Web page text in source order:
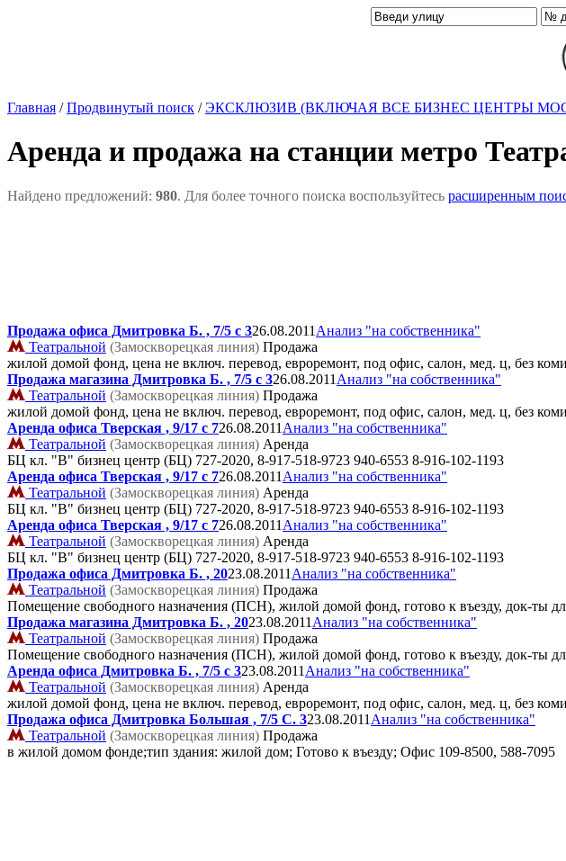
Главная /Продвинутый поиск /ЭКСКЛЮЗИВ (ВКЛЮЧАЯ ВСЕ БИЗНЕС ЦЕНТРЫ
Аренда и продажа на станции метро
Найдено предложений: 980. Для более точного поиска воспользуйтесь расширенным
Продажа офиса Дмитровка Б. , 7/5 с 326.08.2011 Анализ "на собственника"
Театральной (Замоскворецкая линия) Продажа
жилой домой фонд, цена не включ. перевод, евроремонт, под офис, салон, мед. ц, без
Продажа магазина Дмитровка Б. , 7/5 с 326.08.2011 Анализ "на собственника"
Театральной (Замоскворецкая линия) Продажа
жилой домой фонд, цена не включ. перевод, евроремонт, под офис, салон, мед. ц, без
Аренда офиса Тверская , 9/17 с 726.08.2011 Анализ "на собственника"
Театральной (Замоскворецкая линия) Аренда
БЦ кл. "В" бизнец центр (БЦ) 727-2020, 8-917-518-9723 940-6553 8-916-102-1193
Аренда офиса Тверская , 9/17 с 726.08.2011 Анализ "на собственника"
Театральной (Замоскворецкая линия) Аренда
БЦ кл. "В" бизнец центр (БЦ) 727-2020, 8-917-518-9723 940-6553 8-916-102-1193
Аренда офиса Тверская , 9/17 с 726.08.2011 Анализ "на собственника"
Театральной (Замоскворецкая линия) Аренда
БЦ кл. "В" бизнец центр (БЦ) 727-2020, 8-917-518-9723 940-6553 8-916-102-1193
Продажа офиса Дмитровка Б. , 2023.08.2011 Анализ "на собственника"
Театральной (Замоскворецкая линия) Продажа
Помещение свободного назначения (ПСН), жилой домой фонд, готово к въезду, док-ты
Продажа магазина Дмитровка Б. , 2023.08.2011 Анализ "на собственника"
Театральной (Замоскворецкая линия) Продажа
Помещение свободного назначения (ПСН), жилой домой фонд, готово к въезду, док-ты
Аренда офиса Дмитровка Б. , 7/5 с 323.08.2011 Анализ "на собственника"
Театральной (Замоскворецкая линия) Аренда
жилой домой фонд, цена не включ. перевод, евроремонт, под офис, салон, мед. ц, без
Продажа офиса Дмитровка Большая , 7/5 C. 323.08.2011 Анализ "на собственника"
Театральной (Замоскворецкая линия) Продажа
в жилой домом фонде;тип здания: жилой дом; Готово к въезду; Офис 109-8500, 588-7095